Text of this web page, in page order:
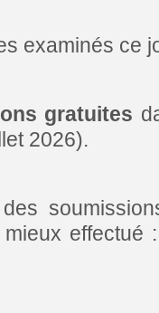
examinés ce
gratuites
2026).
mieux effectué